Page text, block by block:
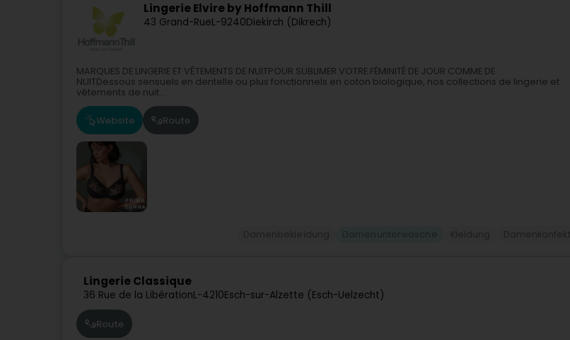
Lingerie Elvire by Hoffmann Thill
43 Grand-RueL-9240Diekirch (Dikrech)
MARQUES DE LINGERIE ET VÊTEMENTS DE NUITPOUR SUBLIMER VOTRE FÉMINITÉ DE JOUR COMME DE
NUITDessous sensuels en dentelle ou plus fonctionnels en coton biologique, nos collections de lingerie et
vêtements de nuit...
Website Route
Lingerie Classique
36 Rue de la LibérationL-4210Esch-sur-Alzette (Esch-Uelzecht)
Route